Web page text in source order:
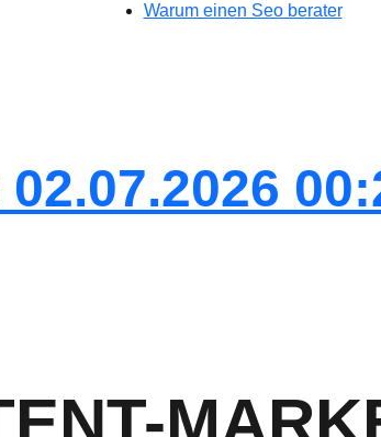
Warum einen Seo berater